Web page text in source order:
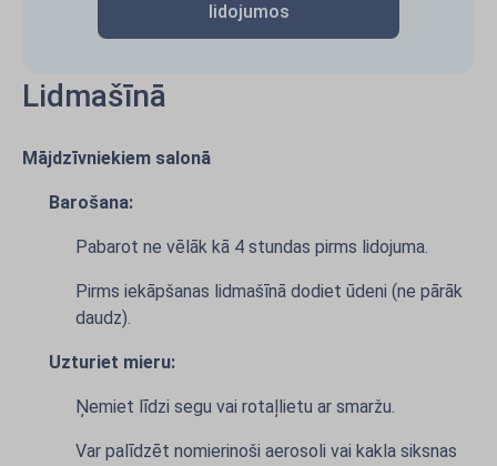
lidojumos
Lidmašīnā
Mājdzīvniekiem salonā
Barošana:
Pabarot ne vēlāk kā 4 stundas pirms lidojuma.
Pirms iekāpšanas lidmašīnā dodiet ūdeni (ne pārāk
daudz).
Uzturiet mieru:
Ņemiet līdzi segu vai rotaļlietu ar smaržu.
Var palīdzēt nomierinoši aerosoli vai kakla siksnas